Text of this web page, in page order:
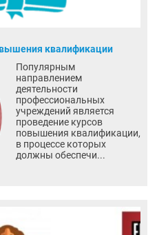
квалификации
Популярным
направлением
деятельности
профессиональных
учреждений является
проведение курсов
повышения квалификации,
в процессе которых
должны обеспечи...